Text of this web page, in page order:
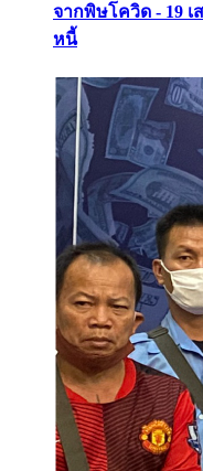
จากพิษโควิด - 19
หนี้